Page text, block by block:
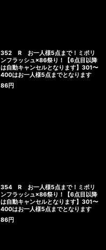
352 R お一人様5点まで！ミポリ
ンフラッシュ×86祭り！【6点目以降
は自動キャンセルとなります】301〜
400はお一人様5点までとなります
86円
354 R お一人様5点まで！ミポリ
ンフラッシュ×86祭り！【6点目以降
は自動キャンセルとなります】301〜
400はお一人様5点までとなります
86円